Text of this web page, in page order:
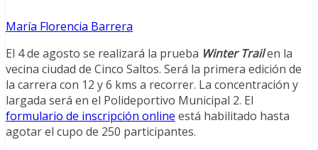
María Florencia Barrera
El 4 de agosto se realizará la prueba Winter Trailen la
vecina ciudad de Cinco Saltos. Será la primera edición de
la carrera con 12 y 6 kms a recorrer. La concentración y
largada será en el Polideportivo Municipal 2. El
formulario de inscripción online está habilitado hasta
agotar el cupo de 250 participantes.